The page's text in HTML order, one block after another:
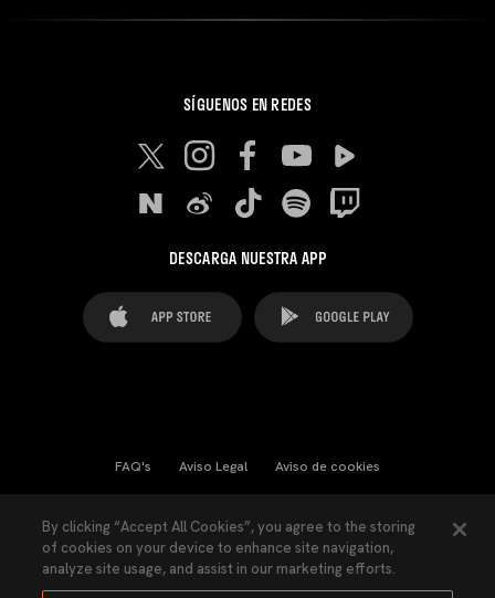
SÍGUENOS EN REDES
DESCARGA NUESTRA APP
FAQ's Aviso Legal Aviso de cookies
Ley Transparencia Política de Privacidad
Accesibilidad
By clicking “Accept All Cookies”, you agree to the storing
of cookies on your device to enhance site navigation,
analyze site usage, and assist in our marketing efforts.